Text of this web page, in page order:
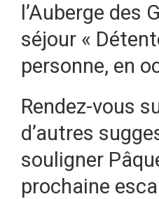
l’Auberge des
séjour «
personne, en
Rendez-vous
d’autres
souligner
prochaine